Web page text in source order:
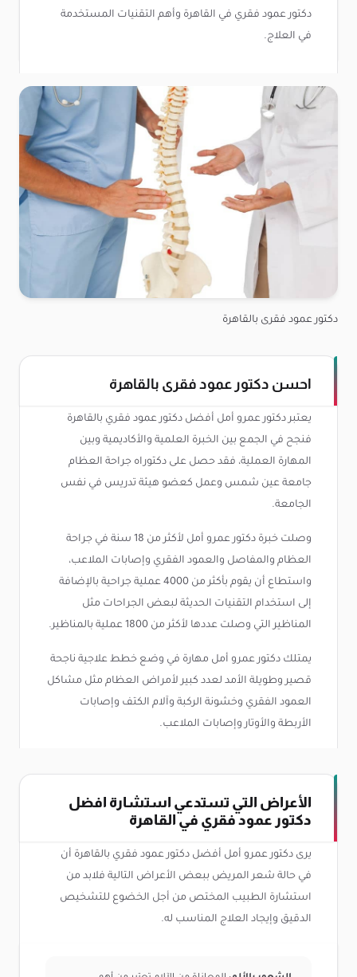
دكتور عمود فقري في القاهرة وأهم التقنيات المستخدمة
في العلاج.
دكتور عمود فقرى بالقاهرة
احسن دكتور عمود فقرى بالقاهرة
يعتبر دكتور عمرو أمل أفضل دكتور عمود فقري بالقاهرة
فنجح في الجمع بين الخبرة العلمية والأكاديمية وبين
المهارة العملية، فقد حصل على دكتوراه جراحة العظام
جامعة عين شمس وعمل كعضو هيئة تدريس في نفس
الجامعة.
وصلت خبرة دكتور عمرو أمل لأكثر من 18 سنة في جراحة
العظام والمفاصل والعمود الفقري وإصابات الملاعب،
واستطاع أن يقوم بأكثر من 4000 عملية جراحية بالإضافة
إلى استخدام التقنيات الحديثة لبعض الجراحات مثل
المناظير التي وصلت عددها لأكثر من 1800 عملية بالمناظير.
يمتلك دكتور عمرو أمل مهارة في وضع خطط علاجية ناجحة
قصير وطويلة الأمد لعدد كبير لأمراض العظام مثل مشاكل
العمود الفقري وخشونة الركبة وآلام الكتف وإصابات
الأربطة والأوتار وإصابات الملاعب.
الأعراض التي تستدعي استشارة افضل
دكتور عمود فقري في القاهرة
يرى دكتور عمرو أمل أفضل دكتور عمود فقري بالقاهرة أن
في حالة شعر المريض ببعض الأعراض التالية فلابد من
استشارة الطبيب المختص من أجل الخضوع للتشخيص
الدقيق وإيجاد العلاج المناسب له.